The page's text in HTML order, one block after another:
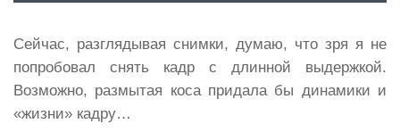
Сейчас, разглядывая снимки, думаю, что зря я не
попробовал снять кадр с длинной выдержкой.
Возможно, размытая коса придала бы динамики и
«жизни» кадру…